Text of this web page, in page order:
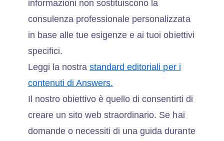
informazioni non sostituiscono la
consulenza professionale personalizzata
in base alle tue esigenze e ai tuoi obiettivi
specifici.
Leggi la nostra standard editoriali per i
contenuti di Answers.
Il nostro obiettivo è quello di consentirti di
creare un sito web straordinario. Se hai
domande o necessiti di una guida durante